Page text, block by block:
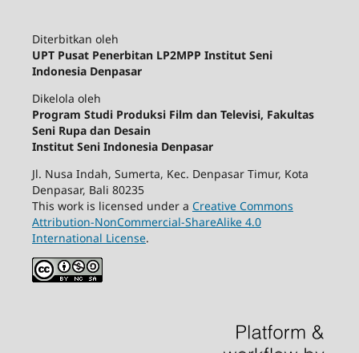
Diterbitkan oleh
UPT Pusat Penerbitan LP2MPP Institut Seni
Indonesia Denpasar
Dikelola oleh
Program Studi Produksi Film dan Televisi, Fakultas
Seni Rupa dan Desain
Institut Seni Indonesia Denpasar
Jl. Nusa Indah, Sumerta, Kec. Denpasar Timur, Kota
Denpasar, Bali 80235
This work is licensed under a Creative Commons
Attribution-NonCommercial-ShareAlike 4.0
International License.